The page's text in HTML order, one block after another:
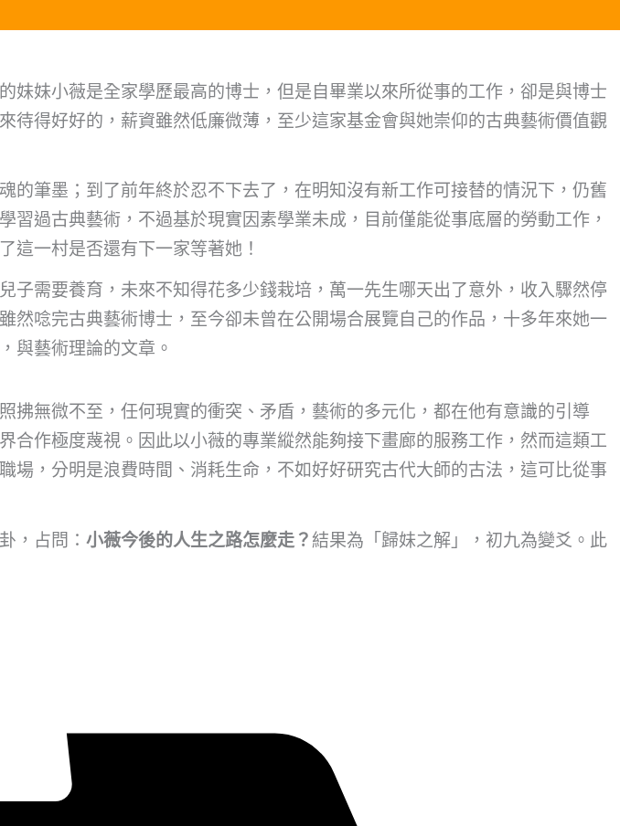
妹小薇是全家學歷最高的博士，但是自畢業以來所從事的工作，卻是與博士
得好好的，薪資雖然低廉微薄，至少這家基金會與她崇仰的古典藝術價值觀
筆墨；到了前年終於忍不下去了，在明知沒有新工作可接替的情況下，仍舊
過古典藝術，不過基於現實因素學業未成，目前僅能從事底層的勞動工作，
這一村是否還有下一家等著她！
需要養育，未來不知得花多少錢栽培，萬一先生哪天出了意外，收入驟然停
唸完古典藝術博士，至今卻未曾在公開場合展覽自己的作品，十多年來她一
與藝術理論的文章。
無微不至，任何現實的衝突、矛盾，藝術的多元化，都在他有意識的引導
作極度蔑視。因此以小薇的專業縱然能夠接下畫廊的服務工作，然而這類工
，分明是浪費時間、消耗生命，不如好好研究古代大師的古法，這可比從事
，占問： 小薇今後的人生之路怎麼走？ 結果為「歸妹之解」，初九為變爻。此